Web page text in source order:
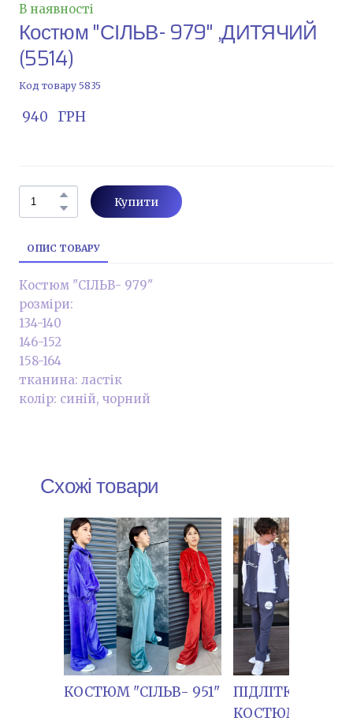
В наявності
Костюм "СІЛЬВ- 979" ,ДИТЯЧИЙ
(5514)
Код товару 5835
940   ГРН
Купити
ОПИС ТОВАРУ
Костюм "СІЛЬВ- 979"
розміри:
134-140
146-152
158-164
тканина: ластік
колір: синій, чорний
Схожі товари
КОСТЮМ "СІЛЬВ- 951"
ПІДЛІТКОВИЙ
КОСТЮМ "ЕВГ-